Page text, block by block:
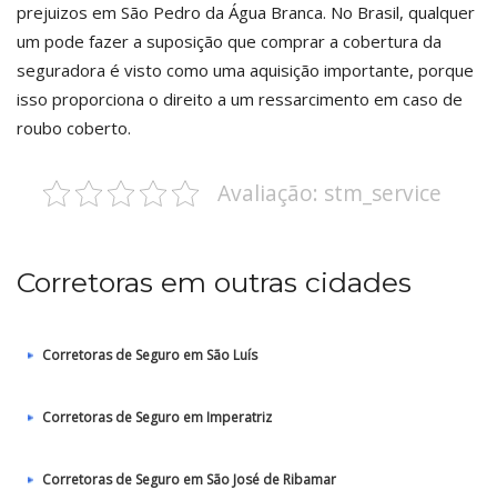
prejuizos em São Pedro da Água Branca. No Brasil, qualquer
um pode fazer a suposição que comprar a cobertura da
seguradora é visto como uma aquisição importante, porque
isso proporciona o direito a um ressarcimento em caso de
roubo coberto.
Avaliação: stm_service
Corretoras em outras cidades
Corretoras de Seguro em São Luís
Corretoras de Seguro em Imperatriz
Corretoras de Seguro em São José de Ribamar